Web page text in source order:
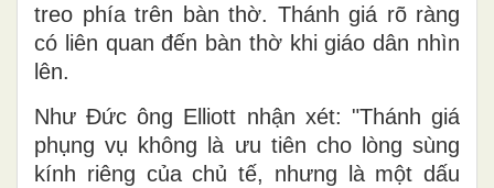
treo phía trên bàn thờ. Thánh giá rõ ràng
có liên quan đến bàn thờ khi giáo dân nhìn
lên.
Như Đức ông Elliott nhận xét: "Thánh giá
phụng vụ không là ưu tiên cho lòng sùng
kính riêng của chủ tế, nhưng là một dấu